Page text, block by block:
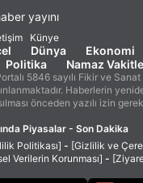
yayını
Künye
Dünya Ekonomi
Politika Namaz
5846 sayılı Fikir ve
Haberlerin
önceden yazılı izin
Piyasalar - Son Dakika
Politikası] - [Gizlilik ve
Verilerin Korunması] -